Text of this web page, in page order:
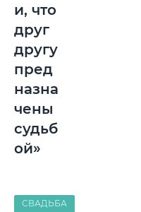
и, что
друг
другу
пред
назна
чены
судьб
ой»
СВАДЬБА